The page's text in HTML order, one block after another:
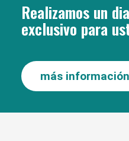
Realizamos un
exclusivo para
más información